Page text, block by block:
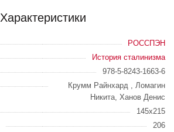
Характеристики
РОССПЭН
История сталинизма
978-5-8243-1663-6
Крумм Райнхард , Ломагин
Никита, Ханов Денис
145х215
206